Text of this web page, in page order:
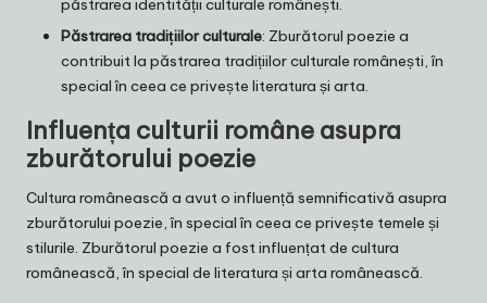
păstrarea identității culturale românești.
Păstrarea tradițiilor culturale: Zburătorul poezie a
contribuit la păstrarea tradițiilor culturale românești, în
special în ceea ce privește literatura și arta.
Influența culturii române asupra
zburătorului poezie
Cultura românească a avut o influență semnificativă asupra
zburătorului poezie, în special în ceea ce privește temele și
stilurile. Zburătorul poezie a fost influențat de cultura
românească, în special de literatura și arta românească.